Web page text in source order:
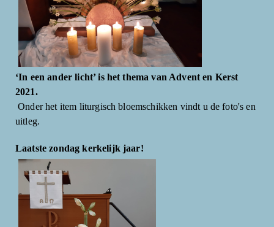
‘In een ander licht’ is het thema van Advent en Kerst
2021.
Onder het item liturgisch bloemschikken vindt u de foto's en
uitleg.
Laatste zondag kerkelijk jaar!